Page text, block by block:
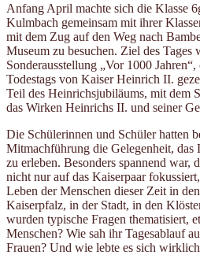
Anfang April machte sich die Klasse
Kulmbach gemeinsam mit ihrer
mit dem Zug auf den Weg nach
Museum zu besuchen. Ziel des Tages
Sonderausstellung „Vor 1000
Todestags von Kaiser Heinrich II.
Teil des Heinrichsjubiläums, mit dem
das Wirken Heinrichs II. und seiner
Die Schülerinnen und Schüler hatten
Mitmachführung die Gelegenheit, das
zu erleben. Besonders spannend war,
nicht nur auf das Kaiserpaar
Leben der Menschen dieser Zeit in
Kaiserpfalz, in der Stadt, in den
wurden typische Fragen thematisiert,
Menschen? Wie sah ihr Tagesablauf
Frauen? Und wie lebte es sich